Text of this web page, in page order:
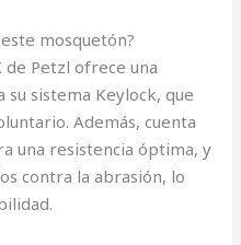
mosquetón?
de Petzl ofrece una
su sistema Keylock, que
Además, cuenta
una resistencia óptima, y
contra la abrasión, lo